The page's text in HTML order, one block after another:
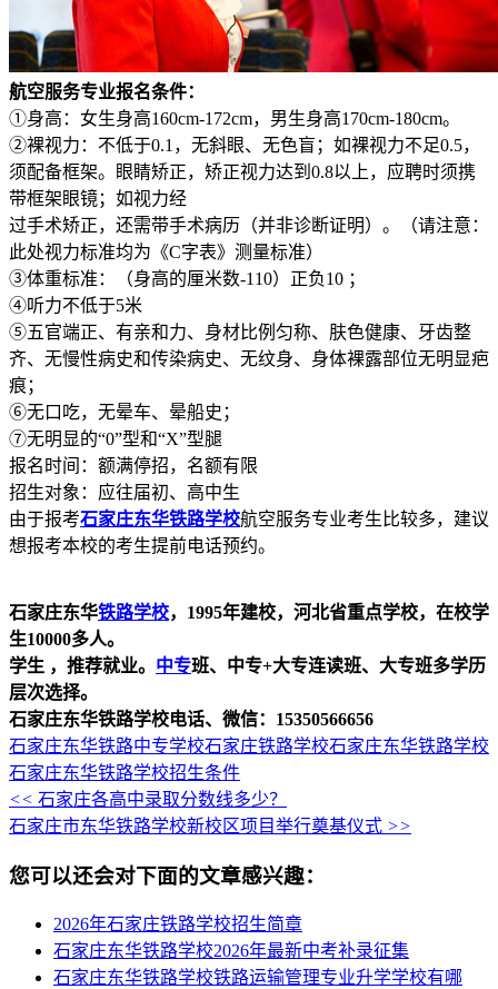
航空服务专业报名条件：
①身高：女生身高160cm-172cm，男生身高170cm-180cm。
②裸视力：不低于0.1，无斜眼、无色盲；如裸视力不足0.5，
须配备框架。眼睛矫正，矫正视力达到0.8以上，应聘时须携
带框架眼镜；如视力经
过手术矫正，还需带手术病历（并非诊断证明）。（请注意：
此处视力标准均为《C字表》测量标准）
③体重标准：（身高的厘米数-110）正负10 ；
④听力不低于5米
⑤五官端正、有亲和力、身材比例匀称、肤色健康、牙齿整
齐、无慢性病史和传染病史、无纹身、身体裸露部位无明显疤
痕；
⑥无口吃，无晕车、晕船史；
⑦无明显的“0”型和“X”型腿
报名时间：额满停招，名额有限
招生对象：应往届初、高中生
由于报考石家庄东华铁路学校航空服务专业考生比较多，建议
想报考本校的考生提前电话预约。
石家庄东华铁路学校，1995年建校，河北省重点学校，在校学
生10000多人。
学生 ，推荐就业。 中专班、中专+大专连读班、大专班多学历
层次选择。
石家庄东华铁路学校电话、微信：15350566656
石家庄东华铁路中专学校石家庄铁路学校石家庄东华铁路学校
石家庄东华铁路学校招生条件
<< 石家庄各高中录取分数线多少？
石家庄市东华铁路学校新校区项目举行奠基仪式 >>
您可以还会对下面的文章感兴趣：
2026年石家庄铁路学校招生简章
石家庄东华铁路学校2026年最新中考补录征集
石家庄东华铁路学校铁路运输管理专业升学学校有哪